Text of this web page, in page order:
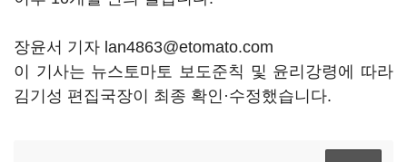
장윤서 기자 lan4863@etomato.com
이 기사는 뉴스토마토 보도준칙 및 윤리강령에 따라
김기성 편집국장이 최종 확인·수정했습니다.